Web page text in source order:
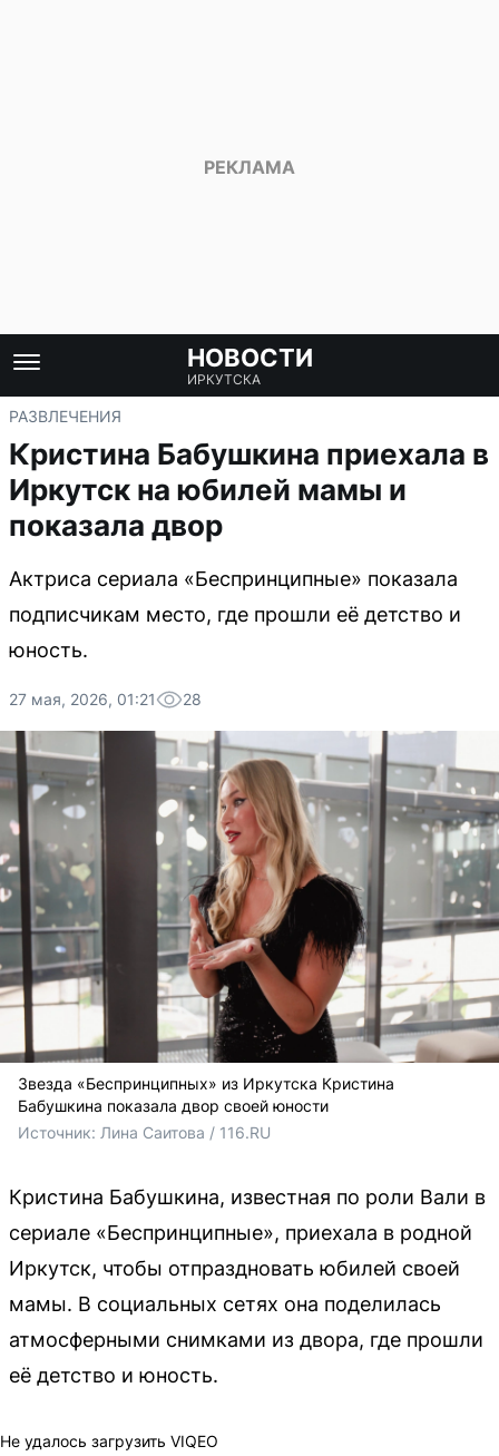
НОВОСТИ
ИРКУТСКА
РАЗВЛЕЧЕНИЯ
Кристина Бабушкина приехала в
Иркутск на юбилей мамы и
показала двор
Актриса сериала «Беспринципные» показала
подписчикам место, где прошли её детство и
юность.
27 мая, 2026, 01:21 28
Звезда «Беспринципных» из Иркутска Кристина
Бабушкина показала двор своей юности
Источник: Лина Саитова / 116.RU
Кристина Бабушкина, известная по роли Вали в
сериале «Беспринципные», приехала в родной
Иркутск, чтобы отпраздновать юбилей своей
мамы. В социальных сетях она поделилась
атмосферными снимками из двора, где прошли
её детство и юность.
Не удалось загрузить VIQEO